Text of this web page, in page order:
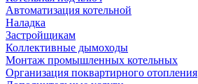
Автоматизация котельной
Наладка
Застройщикам
Коллективные дымоходы
Монтаж промышленных котельных
Организация поквартирного отопления